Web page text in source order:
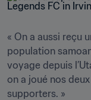
« On a aussi reçu
population
voyage depuis
on a joué nos
supporters. »